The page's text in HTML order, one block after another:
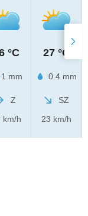
°C
1 mm
Z
km/h
27 °C
0.4 mm
SZ
23 km/h